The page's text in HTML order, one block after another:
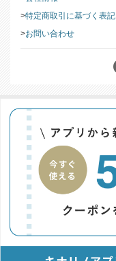
特定商取引に基づく表記
お問い合わせ